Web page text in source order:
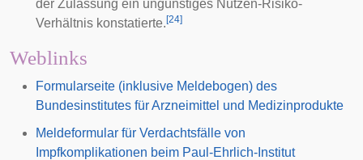
der Zulassung ein ungünstiges Nutzen-Risiko-
Verhältnis konstatierte. [24]
Weblinks
Formularseite (inklusive Meldebogen) des
Bundesinstitutes für Arzneimittel und Medizinprodukte
Meldeformular für Verdachtsfälle von
Impfkomplikationen beim Paul-Ehrlich-Institut